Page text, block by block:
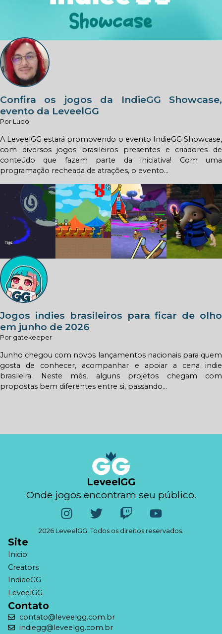
Confira os jogos da IndieGG Showcase,
evento da LeveelGG
Por Ludo
A LeveelGG estará promovendo o evento IndieGG Showcase,
com diversos jogos brasileiros presentes e criadores de
conteúdo que fazem parte da iniciativa! Com uma
programação recheada de atrações, o evento...
Jogos indies brasileiros para ficar de olho
em junho de 2026
Por gatekeeper
Junho chegou com novos lançamentos nacionais para quem
gosta de conhecer, acompanhar e apoiar a cena indie
brasileira. Neste mês, alguns projetos chegam com
propostas bem diferentes entre si, passando...
LeveelGG
Onde jogos encontram seu público.
2026 LeveelGG. Todos os direitos reservados.
Site
Inicio
Creators
IndieeGG
LeveelGG
Contato
contato@leveelgg.com.br
indiegg@leveelgg.com.br